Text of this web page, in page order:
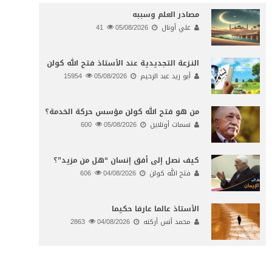
مصادر العلم وسببه
علي أونال 05/08/2026
النـزعة التجديدية عند الأستاذ فتح الله كولن
أبو زيد عبد الرحيم 05/08/2026
من هو فتح الله كولن مؤسس حركة الخدمة؟
نسمات أونلاين 05/08/2026
كيف نصل إلى أفق إنسان “هل من مزيد”؟
فتح الله كولن 04/08/2026
الأستاذ عالما عارفا حكيما
محمد أنس أركنه 04/08/2026